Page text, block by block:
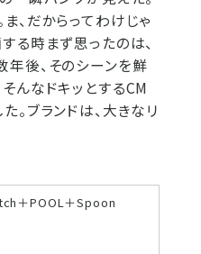
、だからってわけじゃ
る時まず思ったのは、
年後、そのシーンを鮮
んなドキッとするCM
。ブランドは、大きなリ
＋POOL＋Spoon